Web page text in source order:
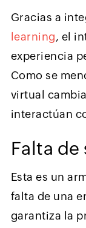
Gracias a
learning, el
experiencia
Como se
virtual
interactúan
Falta
Esta es un
falta de una
garantiza la